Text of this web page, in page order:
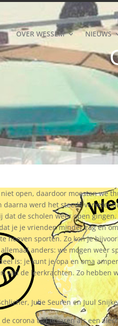
OVER WESSEM NIEUWS
niet open, daardoor moesten we
daarna werd het steeds
dat de scholen weer open
je je vrienden minder zag en
hoeven sporten. Zo kon je
anders: we mogen weer
is: je kunt je opa en oma
van de leerkrachten. Zo hebben
Julie Seuren en Juul
de corona tijd ervaren als een